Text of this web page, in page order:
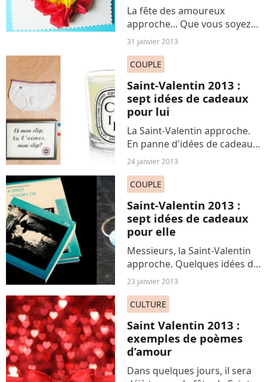
La fête des amoureux
approche... Que vous soyez
romantique, attaché aux
traditions ou simplement
fauché, voici la petite
attention qui enchantera à
coup sûr votre moitié : la
carte...
31 janvier 2013
COUPLE
Saint-Valentin 2013 :
sept idées de cadeaux
pour lui
La Saint-Valentin approche.
En panne d'idées de cadeaux
pour votre Jules ? Voici sept
petites suggestions pour le
gâter le 14 février.
24 janvier 2013
COUPLE
Saint-Valentin 2013 :
sept idées de cadeaux
pour elle
Messieurs, la Saint-Valentin
approche. Quelques idées de
cadeaux pour votre belle ne
vous déplairaient pas ? Voici
sept petites suggestions
100% romantiques pour vous
faire adorer...
23 janvier 2013
CULTURE
Saint Valentin 2013 :
exemples de poèmes
d’amour
Dans quelques jours, il sera